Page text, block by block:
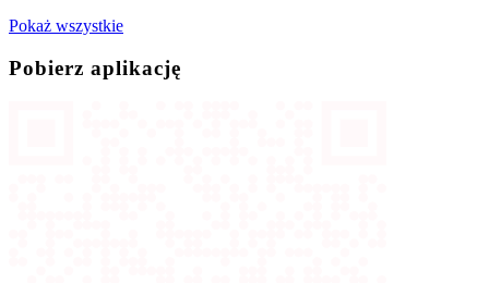
Pokaż wszystkie
Pobierz aplikację